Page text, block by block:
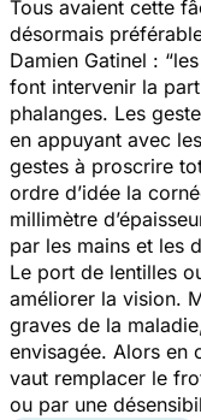
Tous avaient cette
désormais
Damien Gatinel : “l
font intervenir la
phalanges. Les
en appuyant avec
gestes à proscrire
ordre d’idée la
millimètre
par les mains et les
Le port de lentilles
améliorer la vision.
graves de la
envisagée. Alors en
vaut remplacer le
ou par une